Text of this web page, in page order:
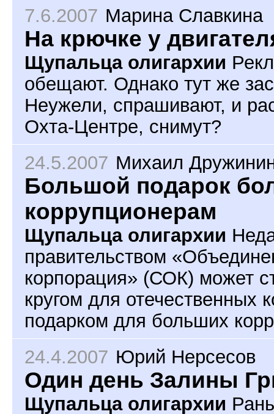
7.6.2007 Марина Славкина
На крючке у
Щупальца олигархии
обещают. Однако тут же
Неужели, спрашивают, и
Охта-Центре, снимут?
24.5.2007 Михаил
Большой подарок
коррупционерам
Щупальца олигархии
правительством
корпорация» (СОК) может
кругом для отечественных
подарком для больших
24.4.2007 Юрий Нерсесов
Один день Залины
Щупальца олигархии